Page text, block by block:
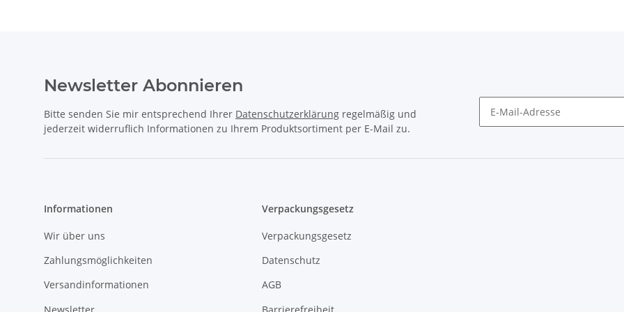
Newsletter Abonnieren
Bitte senden Sie mir entsprechend Ihrer Datenschutzerklärung regelmäßig und
jederzeit widerruflich Informationen zu Ihrem Produktsortiment per E-Mail zu.
Informationen
Wir über uns
Zahlungsmöglichkeiten
Versandinformationen
Verpackungsgesetz
Verpackungsgesetz
Datenschutz
AGB